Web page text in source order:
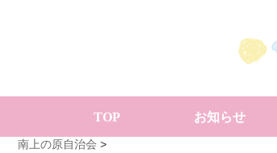
TOP お知らせ
南上の原自治会 >